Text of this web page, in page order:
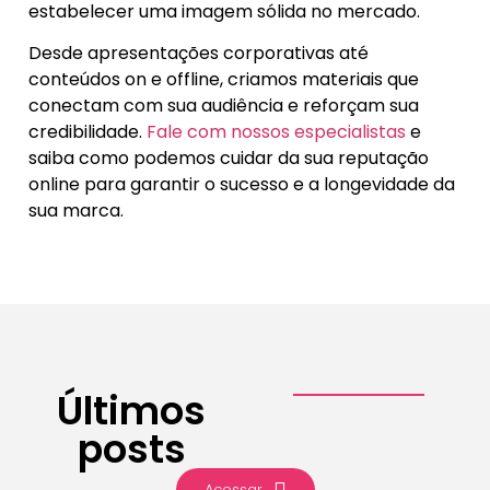
estabelecer uma imagem sólida no mercado.
Desde apresentações corporativas até
conteúdos on e offline, criamos materiais que
conectam com sua audiência e reforçam sua
credibilidade. Fale com nossos especialistas e
saiba como podemos cuidar da sua reputação
online para garantir o sucesso e a longevidade da
sua marca.
Últimos
posts